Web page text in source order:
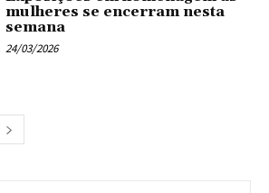
mulheres se encerram nesta
semana
24/03/2026